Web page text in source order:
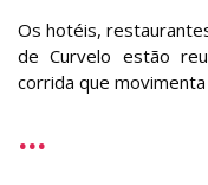
Os hotéis,
de Curvelo estão
corrida que